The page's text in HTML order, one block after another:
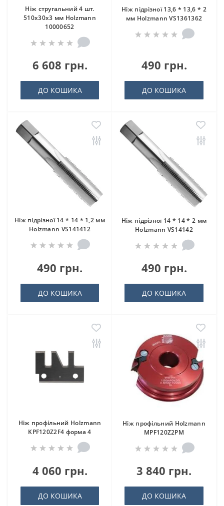
Ніж стругальний 4 шт.
510x30x3 мм Holzmann
10000652
6 608 грн.
ДО КОШИКА
Ніж підрізної 13,6 * 13,6 * 2
мм Holzmann VS1361362
490 грн.
ДО КОШИКА
Ніж підрізної 14 * 14 * 1,2 мм
Holzmann VS141412
490 грн.
ДО КОШИКА
Ніж підрізної 14 * 14 * 2 мм
Holzmann VS14142
490 грн.
ДО КОШИКА
Ніж профільний Holzmann
KPF120Z2F4 форма 4
4 060 грн.
ДО КОШИКА
Ніж профільний Holzmann
MPF120Z2PM
3 840 грн.
ДО КОШИКА